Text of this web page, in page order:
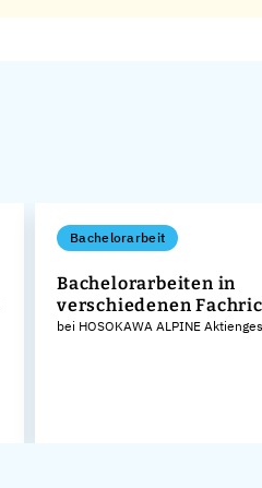
Bachelorarbeit
Bachelorarbeiten in
verschiedenen
bei HOSOKAWA ALPINE